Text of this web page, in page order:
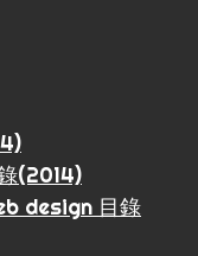
(2014)
design 目錄